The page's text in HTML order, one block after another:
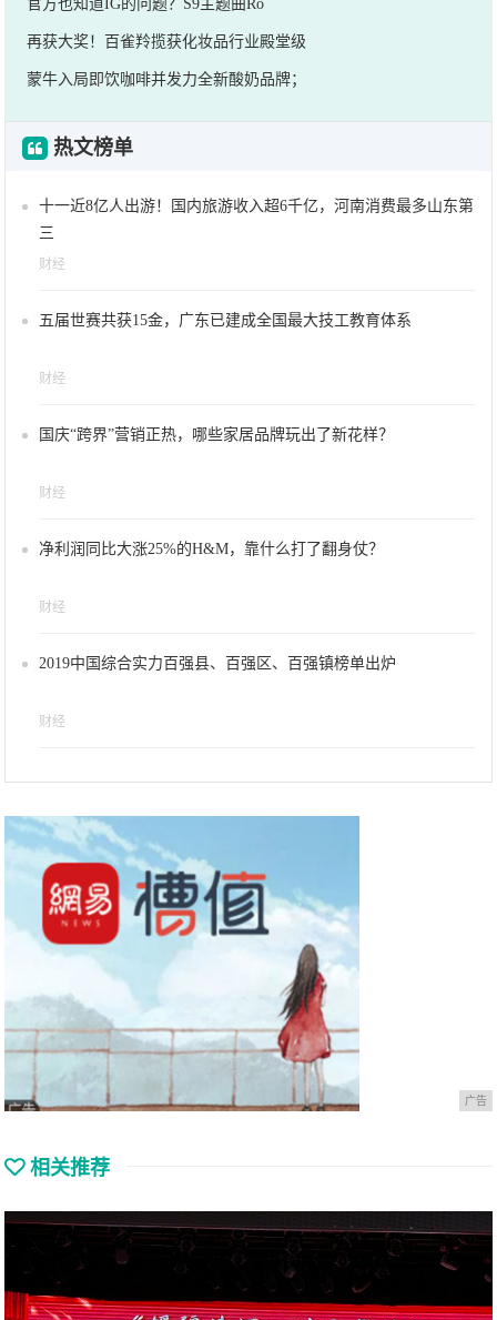
官方也知道IG的问题？S9主题曲Ro
再获大奖！百雀羚揽获化妆品行业殿堂级
蒙牛入局即饮咖啡并发力全新酸奶品牌；
热文榜单
十一近8亿人出游！国内旅游收入超6千亿，河南消费最多山东第
三
财经
五届世赛共获15金，广东已建成全国最大技工教育体系
财经
国庆“跨界”营销正热，哪些家居品牌玩出了新花样？
财经
净利润同比大涨25%的H&M，靠什么打了翻身仗？
财经
2019中国综合实力百强县、百强区、百强镇榜单出炉
财经
广告
相关推荐